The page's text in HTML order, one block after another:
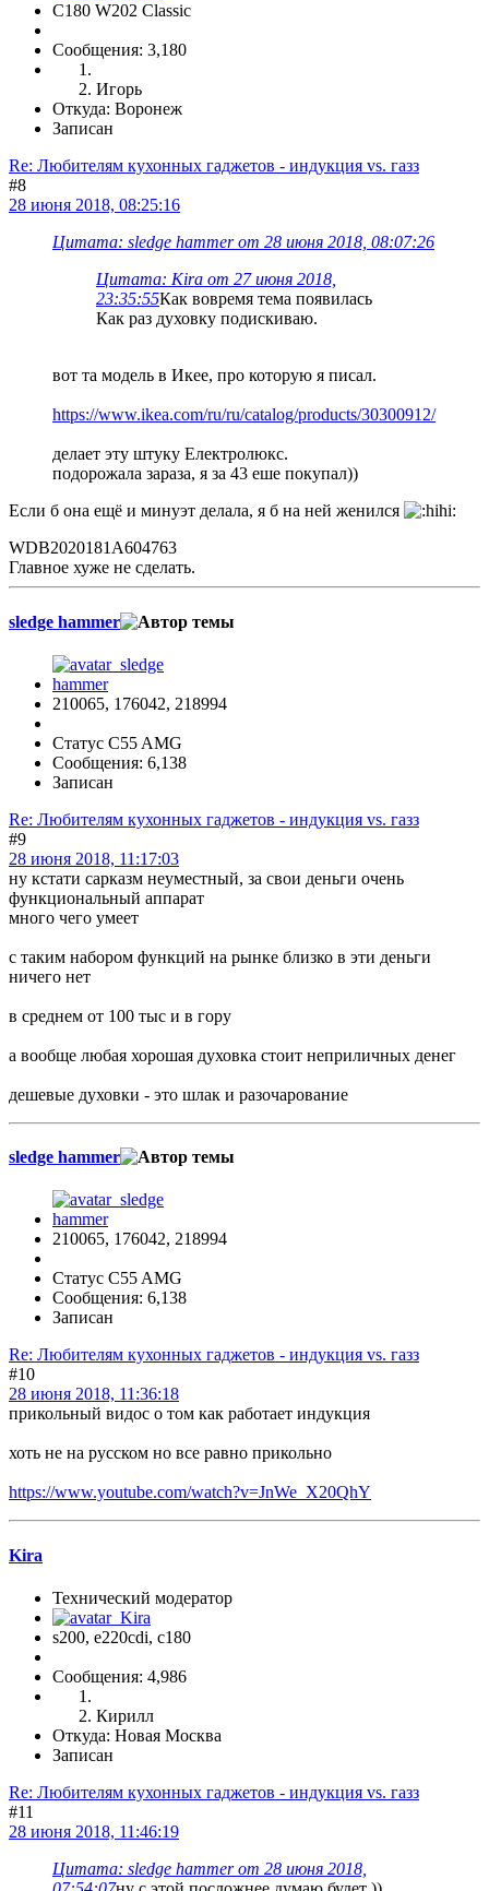
C180 W202 Classic
Сообщения: 3,180
Игорь
Откуда: Воронеж
Записан
Re: Любителям кухонных гаджетов - индукция vs. газз
#8
28 июня 2018, 08:25:16
Цитата: sledge hammer от 28 июня 2018, 08:07:26
Цитата: Kira от 27 июня 2018,
23:35:55Как вовремя тема появилась
Как раз духовку подискиваю.
вот та модель в Икее, про которую я писал.
https://www.ikea.com/ru/ru/catalog/products/30300912/
делает эту штуку Електролюкс.
подорожала зараза, я за 43 еше покупал))
Если б она ещё и минуэт делала, я б на ней женился
WDB2020181A604763
Главное хуже не сделать.
sledge hammer
210065, 176042, 218994
Статус C55 AMG
Сообщения: 6,138
Записан
Re: Любителям кухонных гаджетов - индукция vs. газз
#9
28 июня 2018, 11:17:03
ну кстати сарказм неуместный, за свои деньги очень
функциональный аппарат
много чего умеет
с таким набором функций на рынке близко в эти деньги
ничего нет
в среднем от 100 тыс и в гору
а вообще любая хорошая духовка стоит неприличных денег
дешевые духовки - это шлак и разочарование
sledge hammer
210065, 176042, 218994
Статус C55 AMG
Сообщения: 6,138
Записан
Re: Любителям кухонных гаджетов - индукция vs. газз
#10
28 июня 2018, 11:36:18
прикольный видос о том как работает индукция
хоть не на русском но все равно прикольно
https://www.youtube.com/watch?v=JnWe_X20QhY
Kira
Технический модератор
s200, е220cdi, с180
Сообщения: 4,986
Кирилл
Откуда: Новая Москва
Записан
Re: Любителям кухонных гаджетов - индукция vs. газз
#11
28 июня 2018, 11:46:19
Цитата: sledge hammer от 28 июня 2018,